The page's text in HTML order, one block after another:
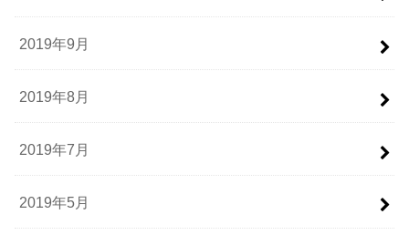
2019年9月
2019年8月
2019年7月
2019年5月